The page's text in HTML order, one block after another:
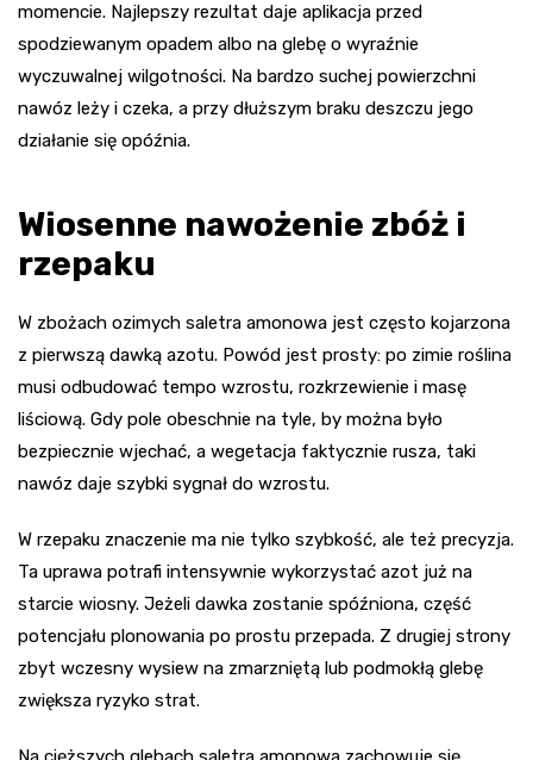
momencie. Najlepszy rezultat daje aplikacja przed
spodziewanym opadem albo na glebę o wyraźnie
wyczuwalnej wilgotności. Na bardzo suchej powierzchni
nawóz leży i czeka, a przy dłuższym braku deszczu jego
działanie się opóźnia.
Wiosenne nawożenie zbóż i
rzepaku
W zbożach ozimych saletra amonowa jest często kojarzona
z pierwszą dawką azotu. Powód jest prosty: po zimie roślina
musi odbudować tempo wzrostu, rozkrzewienie i masę
liściową. Gdy pole obeschnie na tyle, by można było
bezpiecznie wjechać, a wegetacja faktycznie rusza, taki
nawóz daje szybki sygnał do wzrostu.
W rzepaku znaczenie ma nie tylko szybkość, ale też precyzja.
Ta uprawa potrafi intensywnie wykorzystać azot już na
starcie wiosny. Jeżeli dawka zostanie spóźniona, część
potencjału plonowania po prostu przepada. Z drugiej strony
zbyt wczesny wysiew na zmarzniętą lub podmokłą glebę
zwiększa ryzyko strat.